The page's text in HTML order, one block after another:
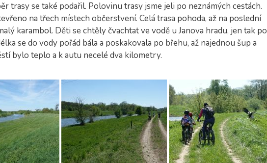
trasy se také podařil. Polovinu trasy jsme jeli po neznámých cestách.
na třech místech občerstvení. Celá trasa pohoda, až na poslední
karambol. Děti se chtěly čvachtat ve vodě u Janova hradu, jen tak po
se do vody pořád bála a poskakovala po břehu, až najednou šup a
bylo teplo a k autu necelé dva kilometry.